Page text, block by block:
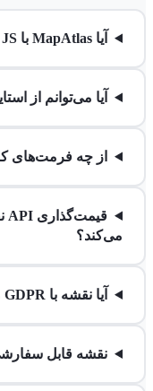
آیا MapAtlas با Mapbox GL JS سازگار است؟
آیا می‌توانم از
از چه فرمت‌های
می‌کند؟
آیا نقشه با GDPR مطابقت دارد؟
نقشه قابل